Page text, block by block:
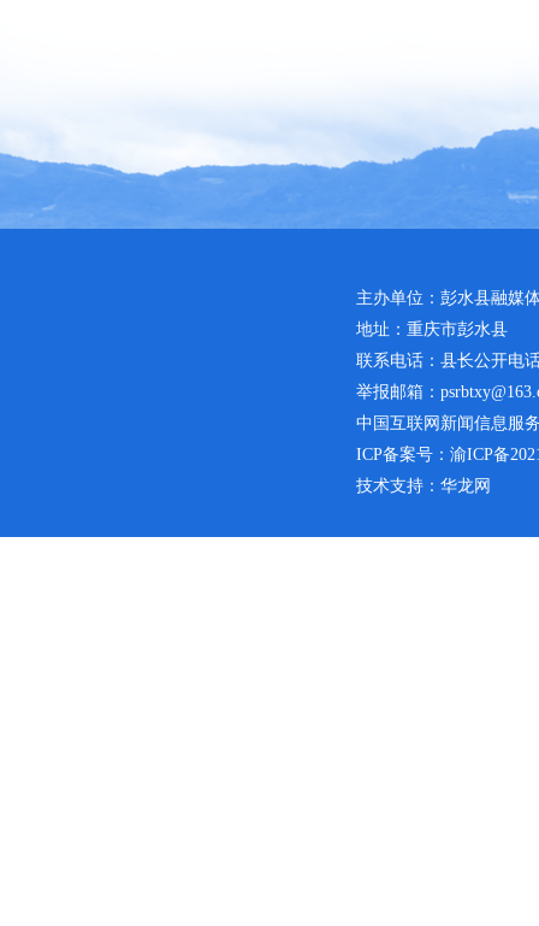
主办单位：彭水县融媒
地址：重庆市彭水县
联系电话：县长公开电
举报邮箱：
中国互联网新闻信息服
ICP备案号： 渝ICP备
技术支持：华龙网